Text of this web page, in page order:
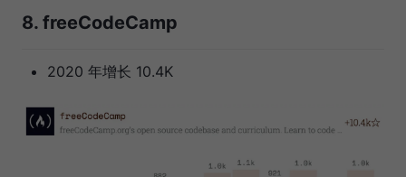
8. freeCodeCamp
2020 年增长 10.4K